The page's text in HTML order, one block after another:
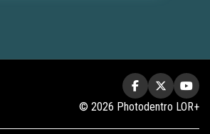
© 2026 Photodentro LOR+